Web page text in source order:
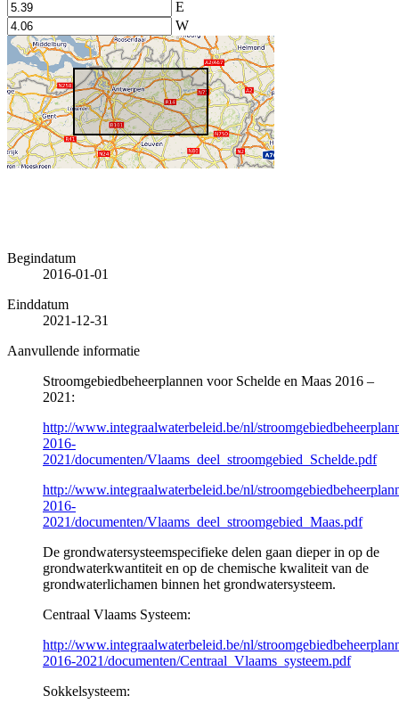
E
W
Begindatum
2016-01-01
Einddatum
2021-12-31
Aanvullende informatie
Stroomgebiedbeheerplannen voor Schelde en Maas 2016 –
2021:
http://www.integraalwaterbeleid.be/nl/
2016-
2021/documenten/Vlaams_deel_stroomgebied_Schelde.pdf
http://www.integraalwaterbeleid.be/nl/
2016-
2021/documenten/Vlaams_deel_stroomgebied_Maas.pdf
De grondwatersysteemspecifieke delen gaan dieper in op de
grondwaterkwantiteit en op de chemische kwaliteit van de
grondwaterlichamen binnen het grondwatersysteem.
Centraal Vlaams Systeem:
http://www.integraalwaterbeleid.be/nl/
2016-2021/documenten/Centraal_Vlaams_systeem.pdf
Sokkelsysteem: